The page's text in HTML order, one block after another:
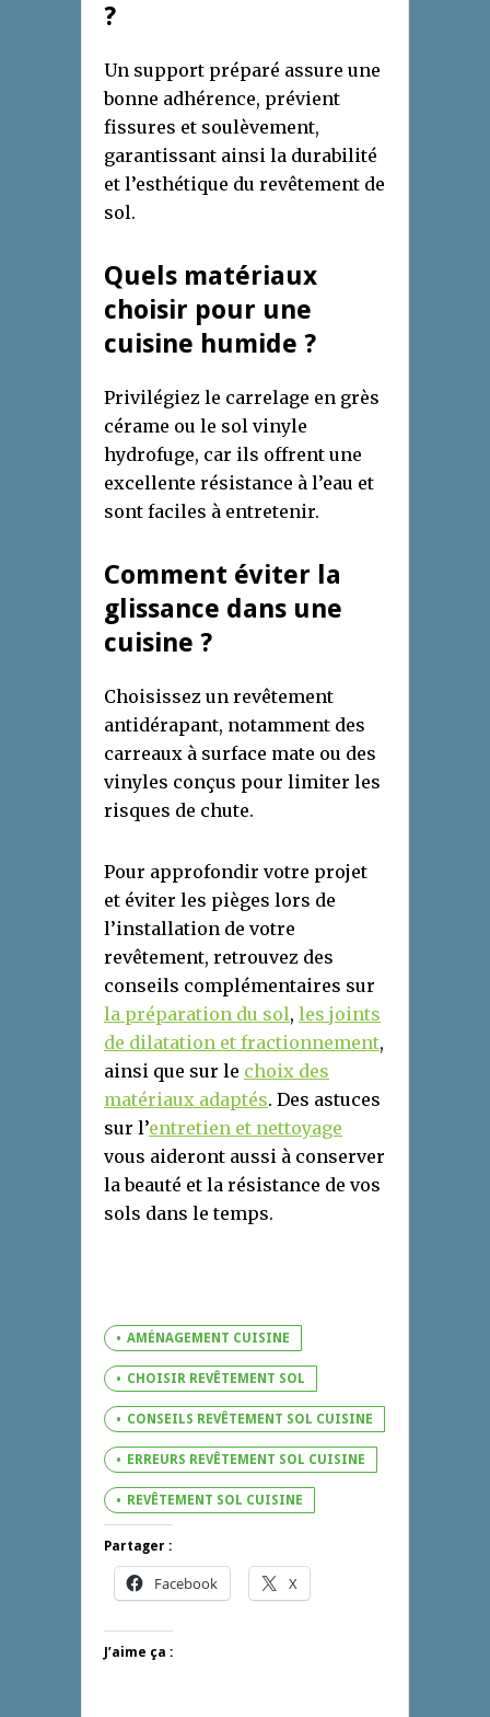
?
Un support préparé assure une
bonne adhérence, prévient
fissures et soulèvement,
garantissant ainsi la durabilité
et l’esthétique du revêtement de
sol.
Quels matériaux
choisir pour une
cuisine humide ?
Privilégiez le carrelage en grès
cérame ou le sol vinyle
hydrofuge, car ils offrent une
excellente résistance à l’eau et
sont faciles à entretenir.
Comment éviter la
glissance dans une
cuisine ?
Choisissez un revêtement
antidérapant, notamment des
carreaux à surface mate ou des
vinyles conçus pour limiter les
risques de chute.
Pour approfondir votre projet
et éviter les pièges lors de
l’installation de votre
revêtement, retrouvez des
conseils complémentaires sur
la préparation du sol, les joints
de dilatation et fractionnement,
ainsi que sur le choix des
matériaux adaptés. Des astuces
sur l’entretien et nettoyage
vous aideront aussi à conserver
la beauté et la résistance de vos
sols dans le temps.
AMÉNAGEMENT CUISINE
CHOISIR REVÊTEMENT SOL
CONSEILS REVÊTEMENT SOL CUISINE
ERREURS REVÊTEMENT SOL CUISINE
REVÊTEMENT SOL CUISINE
Partager :
Facebook X
J’aime ça :